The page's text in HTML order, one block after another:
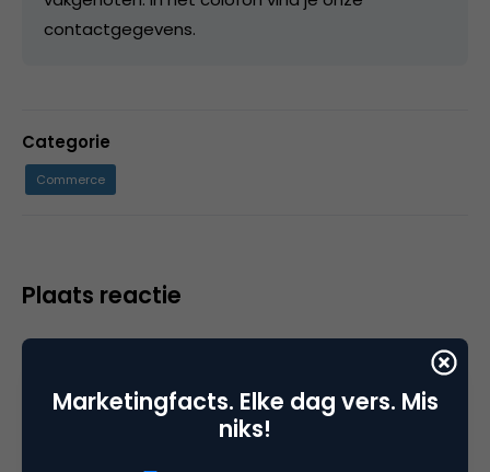
contactgegevens.
Categorie
Commerce
Plaats reactie
Je moetingelogd zijn opom een reactie te
Marketingfacts. Elke dag vers. Mis
niks!